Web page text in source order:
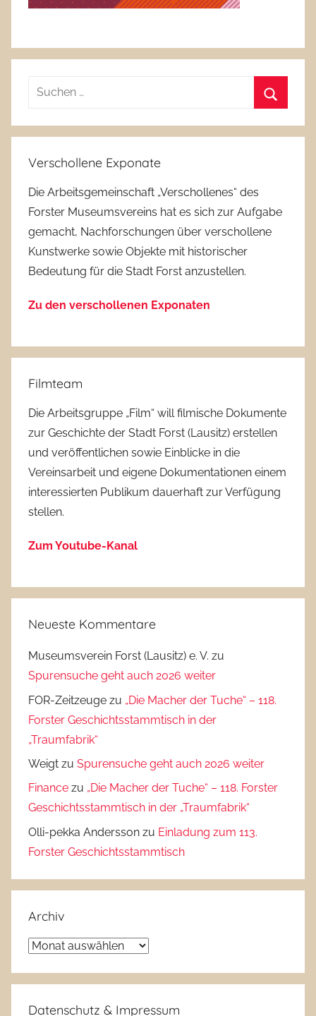
Suchen
Verschollene Exponate
Die Arbeitsgemeinschaft „Verschollenes“ des
Forster Museumsvereins hat es sich zur Aufgabe
gemacht, Nachforschungen über verschollene
Kunstwerke sowie Objekte mit historischer
Bedeutung für die Stadt Forst anzustellen.
Zu den verschollenen Exponaten
Filmteam
Die Arbeitsgruppe „Film“ will filmische Dokumente
zur Geschichte der Stadt Forst (Lausitz) erstellen
und veröffentlichen sowie Einblicke in die
Vereinsarbeit und eigene Dokumentationen einem
interessierten Publikum dauerhaft zur Verfügung
stellen.
Zum Youtube-Kanal
Neueste Kommentare
Museumsverein Forst (Lausitz) e. V. zu
Spurensuche geht auch 2026 weiter
FOR-Zeitzeuge zu „Die Macher der Tuche“ – 118.
Forster Geschichtsstammtisch in der
„Traumfabrik“
Weigt zu Spurensuche geht auch 2026 weiter
Finance zu „Die Macher der Tuche“ – 118. Forster
Geschichtsstammtisch in der „Traumfabrik“
Olli-pekka Andersson zu Einladung zum 113.
Forster Geschichtsstammtisch
Archiv
Archiv
Datenschutz & Impressum